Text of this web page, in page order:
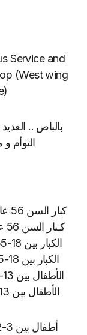
Service and
(West wing
بالباص ..
التوأم
كبار السن 56 عاما فأكثر الماليزيين: 8.50 رينغيت ماليزي
كـبار السن 56 عاما فأكثر الأجانب: 18.10 رينغيت ماليزي
الكبار بين 18-55 عام الماليزيين: 15.90 رينغيت ماليزي
الكبار بين 18-55 عام الأجانب: 25.50 رينغيت ماليزي
الأطفال بين 13-17عام الماليزيين: 10.60 رينغيت ماليزي
الأطفال بين 13-17عام الأجانب: 21.20 رينغيت ماليزي
أطفال بين 3-12عام الماليزيين: 5.50 رينغيت ماليزي